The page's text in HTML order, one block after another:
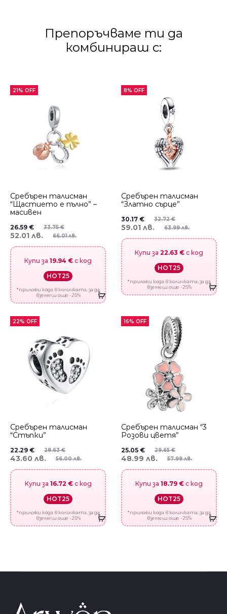
Препоръчваме ти да
комбинираш с:
21% OFF
Сребърен талисман
“Щастието е пълно” –
масивен
33.75€
26.59 €
66.01 лв.
52.01 лв.
Купи за 19.94 € с код
HOT25
*приложи кода в количката, за да
вземеш още -25%
8% OFF
Сребърен талисман
“Златно сърце”
32.72€
30.17 €
63.99 лв.
59.01 лв.
Купи за 22.63 € с код
HOT25
*приложи кода в количката, за да
вземеш още -25%
22% OFF
Сребърен талисман
“Стъпки”
28.63€
22.29 €
56.00 лв.
43.60 лв.
Купи за 16.72 €с код
HOT25
*приложи кода в количката, за да
вземеш още -25%
16% OFF
Сребърен талисман “3
Розови цветя”
29.65€
25.05 €
57.99 лв.
48.99 лв.
Купи за 18.79 € с код
HOT25
*приложи кода в количката, за да
вземеш още -25%